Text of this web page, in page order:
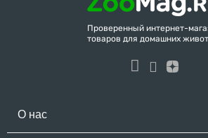
Проверенный интернет-
товаров для домашних
О нас